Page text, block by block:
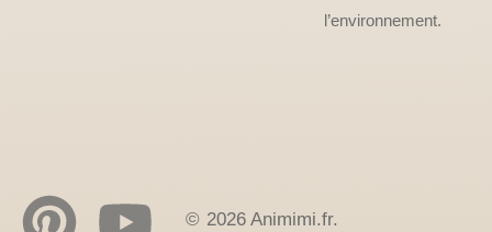
l’environnement.
© 2026 Animimi.fr.